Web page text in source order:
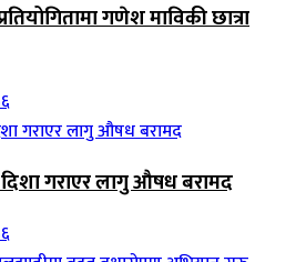
गणेश माविकी छात्रा
गराएर लागु औषध बरामद